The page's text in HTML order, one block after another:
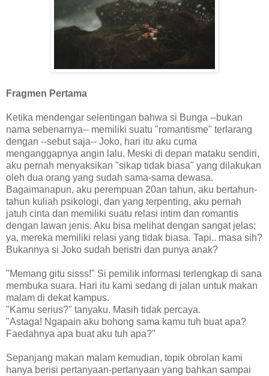
Fragmen Pertama
Ketika mendengar selentingan bahwa si Bunga --bukan
nama sebenarnya-- memiliki suatu "romantisme" terlarang
dengan --sebut saja-- Joko, hari itu aku cuma
menganggapnya angin lalu. Meski di depan mataku sendiri,
aku pernah menyaksikan "sikap tidak biasa" yang dilakukan
oleh dua orang yang sudah sama-sama dewasa.
Bagaimanapun, aku perempuan 20an tahun, aku bertahun-
tahun kuliah psikologi, dan yang terpenting, aku pernah
jatuh cinta dan memiliki suatu relasi intim dan romantis
dengan lawan jenis. Aku bisa melihat dengan sangat jelas;
ya, mereka memiliki relasi yang tidak biasa. Tapi.. masa sih?
Bukannya si Joko sudah beristri dan punya anak?
"Memang gitu sisss!" Si pemilik informasi terlengkap di sana
membuka suara. Hari itu kami sedang di jalan untuk makan
malam di dekat kampus.
"Kamu serius?" tanyaku. Masih tidak percaya.
"Astaga! Ngapain aku bohong sama kamu tuh buat apa?
Faedahnya apa buat aku tuh apa?"
Sepanjang makan malam kemudian, topik obrolan kami
hanya berisi pertanyaan-pertanyaan yang bahkan sampai